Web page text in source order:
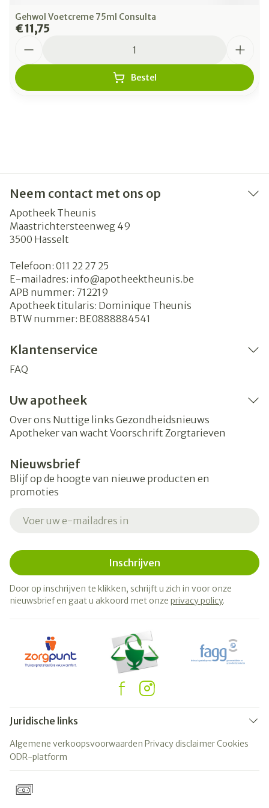
Gehwol Voetcreme 75ml Consulta
€ 11,75
Bestel
Neem contact met ons op
Apotheek Theunis
Maastrichtersteenweg 49
3500 Hasselt
Telefoon: 011 22 27 25
E-mailadres: info@apotheektheunis.be
APB nummer: 712219
Apotheek titularis: Dominique Theunis
BTW nummer: BE0888884541
Klantenservice
FAQ
Uw apotheek
Over ons Nuttige links Gezondheidsnieuws
Apotheker van wacht Voorschrift Zorgtarieven
Nieuwsbrief
Blijf op de hoogte van nieuwe producten en
promoties
Inschrijven
Door op inschrijven te klikken, schrijft u zich in voor onze
nieuwsbrief en gaat u akkoord met onze privacy policy.
Juridische links
Algemene verkoopsvoorwaarden Privacy disclaimerCookies
ODR-platform